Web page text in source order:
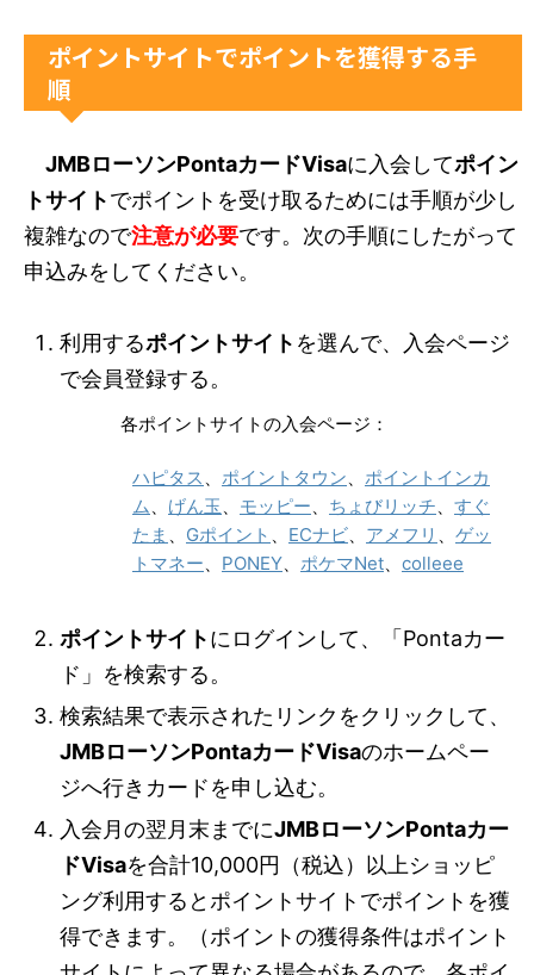
ポイントサイトでポイントを獲得する手
順
JMBローソンPontaカードVisaに入会してポイン
トサイトでポイントを受け取るためには手順が少し
複雑なので注意が必要です。次の手順にしたがって
申込みをしてください。
利用するポイントサイト を選んで、入会ページ
で会員登録する。
各ポイントサイトの入会ページ：
ハピタス 、 ポイントタウン、 ポイントインカ
ム、 げん玉 、 モッピー、 ちょびリッチ、 すぐ
たま 、 Gポイント 、 ECナビ、 アメフリ 、 ゲッ
トマネー、 PONEY、 ポケマNet、 colleee
ポイントサイトにログインして、「Pontaカー
ド」を検索する。
検索結果で表示されたリンクをクリックして、
JMBローソンPontaカードVisaのホームペー
ジへ行きカードを申し込む。
入会月の翌月末までにJMBローソンPontaカー
ドVisaを合計10,000円（税込）以上ショッピ
ング利用するとポイントサイトでポイントを獲
得できます。（ポイントの獲得条件はポイント